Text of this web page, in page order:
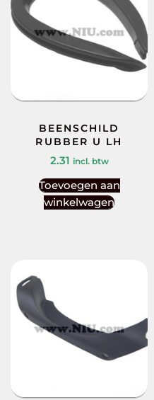
BEENSCHILD
RUBBER U LH
2.31 incl. btw
Toevoegen aan
winkelwagen